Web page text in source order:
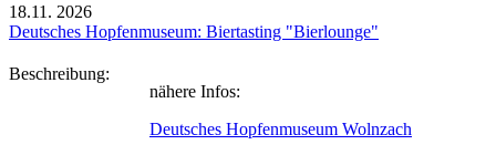
18.11. 2026
Deutsches Hopfenmuseum: Biertasting "Bierlounge"
Beschreibung:
nähere Infos:
Deutsches Hopfenmuseum Wolnzach